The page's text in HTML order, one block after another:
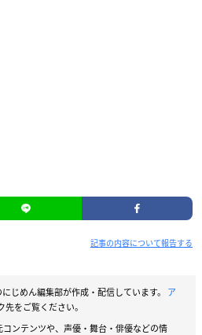
記事の内容について報告する
にじめん編集部が作成・配信しています。 ア
をご覧ください。
ンテンツや、声優・舞台・俳優などの情